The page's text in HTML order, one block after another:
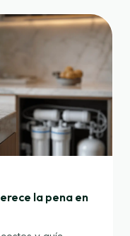
la pena en